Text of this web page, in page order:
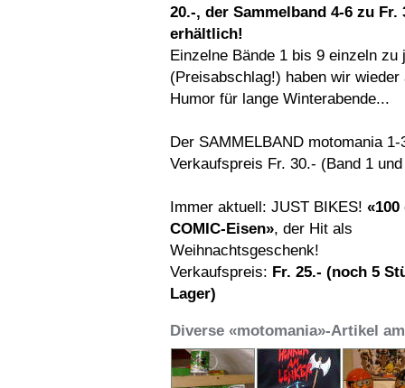
20.-, der Sammelband 4-6 zu Fr.
erhältlich!
Einzelne Bände 1 bis 9 einzeln zu
(Preisabschlag!) haben wir wieder
Humor für lange Winterabende...
Der SAMMELBAND motomania 1-
Verkaufspreis Fr. 30.- (Band 1
Immer aktuell: JUST BIKES! «100
COMIC-Eisen», der Hit als
Weihnachtsgeschenk!
Verkaufspreis: Fr. 25.- (noch 5
Lager)
Diverse «motomania»-Artikel